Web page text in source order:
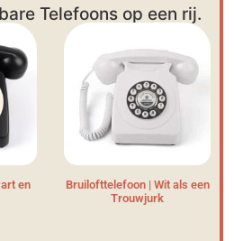
Telefoons op een rij.
en
Bruilofttelefoon | Wit als een
Trouwjurk